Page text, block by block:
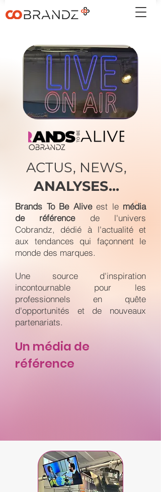
ACTUS, NEWS,
ANALYSES...
Brands To Be Aliveest le média
de référencede l'univers
Cobrandz, dédié à l'actualité et
aux tendances qui façonnent le
monde des marques.
Une source d'inspiration
incontournable pour les
professionnels en quête
d'opportunités et de nouveaux
partenariats.
Un média de
référence